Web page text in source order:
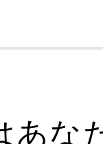
あな